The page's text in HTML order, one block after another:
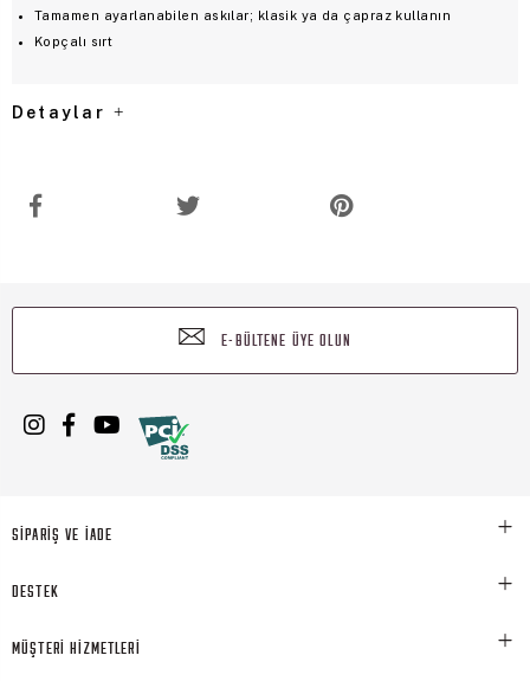
Tamamen ayarlanabilen askılar; klasik ya da çapraz kullanın
Kopçalı sırt
Detaylar
E-BÜLTENE ÜYE OLUN
SİPARİŞ VE İADE
DESTEK
MÜŞTERİ HİZMETLERİ